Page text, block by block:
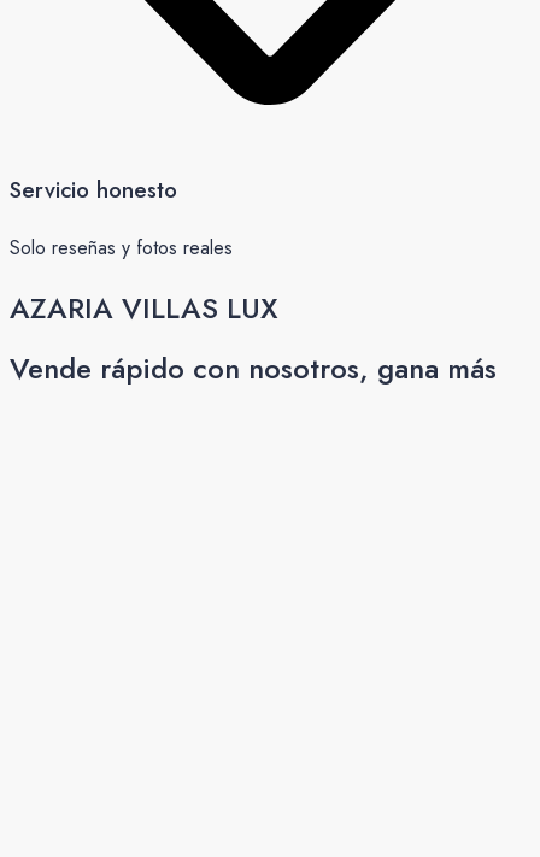
Servicio honesto
Solo reseñas y fotos reales
AZARIA VILLAS LUX
Vende rápido con nosotros, gana más